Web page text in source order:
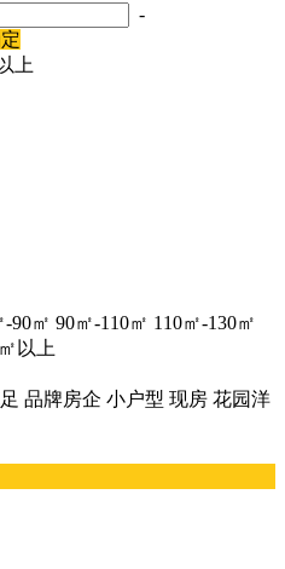
-
上
-90㎡ 90㎡-110㎡ 110㎡-130㎡
以上
品牌房企 小户型 现房 花园洋